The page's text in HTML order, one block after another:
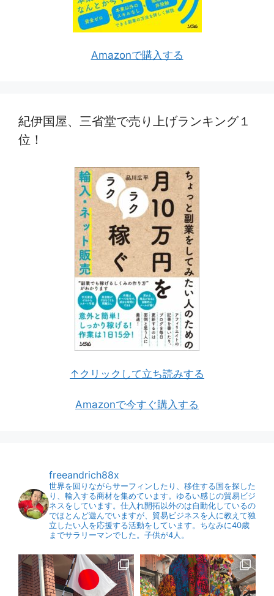
Amazonで購入する
紀伊国屋、三省堂で売り上げランキング１
位！
↑クリックして立ち読みする
Amazonで今すぐ購入する
freeandrich88x
世界を回りながらサーフィンしたり、移住する国を探した
り、輸入する商材を集めています。ゆるい感じの貿易ビジ
ネスをしています。仕入れ開拓以外のは自動化しているの
でほとんど遊んでいますが、貿易ビジネスを人に教えて独
立したい人を応援する活動をしています。ちなみに40歳
までサラリーマンでした。子供が4人。